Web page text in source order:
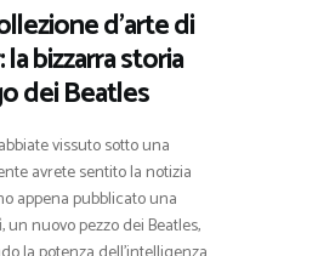
d’arte di
bizzarra storia
dei Beatles
vissuto sotto una
avrete sentito la notizia
appena pubblicato una
un nuovo pezzo dei Beatles,